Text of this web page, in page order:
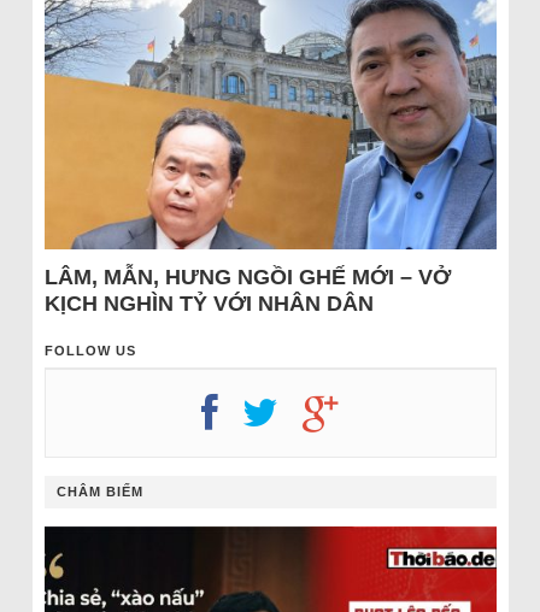
LÂM, MẪN, HƯNG NGỒI GHẾ MỚI – VỞ
KỊCH NGHÌN TỶ VỚI NHÂN DÂN
FOLLOW US
CHÂM BIẾM